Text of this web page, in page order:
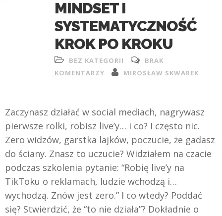
MINDSET I
SYSTEMATYCZNOŚĆ
KROK PO KROKU
BEZ KATEGORII
BRAK
KOMENTARZY
MIROSŁAW SKWAREK
Zaczynasz działać w social mediach, nagrywasz
pierwsze rolki, robisz live’y… i co? I często nic.
Zero widzów, garstka lajków, poczucie, że gadasz
do ściany. Znasz to uczucie? Widziałem na czacie
podczas szkolenia pytanie: “Robię live’y na
TikToku o reklamach, ludzie wchodzą i…
wychodzą. Znów jest zero.” I co wtedy? Poddać
się? Stwierdzić, że “to nie działa”? Dokładnie o